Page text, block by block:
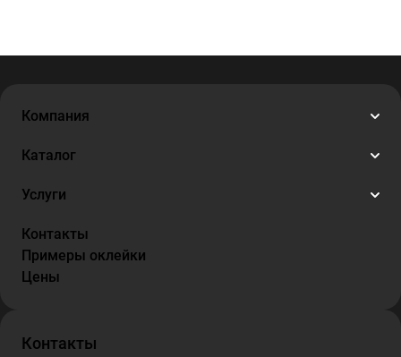
Компания
Каталог
Услуги
Контакты
Примеры оклейки
Цены
Контакты